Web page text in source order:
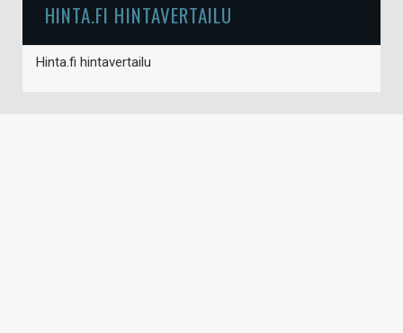
HINTA.FI HINTAVERTAILU
Hinta.fi hintavertailu